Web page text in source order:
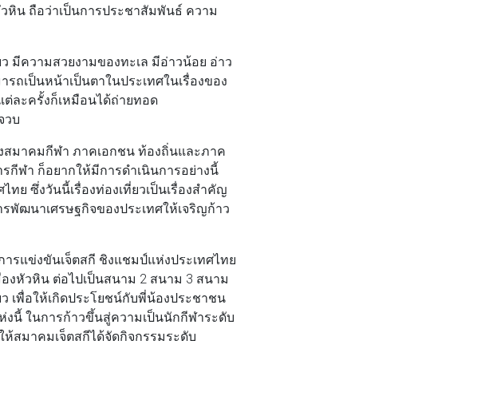
หิน ถือว่าเป็นการประชาสัมพันธ์ ความ
มีความสวยงามของทะเล มีอ่าวน้อย อ่าว
ถเป็นหน้าเป็นตาในประเทศในเรื่องของ
ต่ละครั้งก็เหมือนได้ถ่ายทอด
วบ
มาคมกีฬา ภาคเอกชน ท้องถิ่นและภาค
กีฬา ก็อยากให้มีการดําเนินการอย่างนี้
ทย ซึ่งวันนี้เรื่องท่องเที่ยวเป็นเรื่องสำคัญ
พัฒนาเศรษฐกิจของประเทศให้เจริญก้าว
รแข่งขันเจ็ตสกี ชิงแชมป์แห่งประเทศไทย
หัวหิน ต่อไปเป็นสนาม 2 สนาม 3 สนาม
เพื่อให้เกิดประโยชน์กับพี่น้องประชาชน
นี้ ในการก้าวขึ้นสู่ความเป็นนักกีฬาระดับ
สมาคมเจ็ตสกีได้จัดกิจกรรมระดับ